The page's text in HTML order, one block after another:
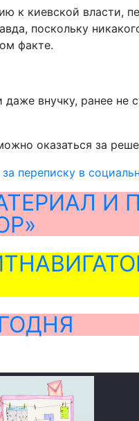
к киевской власти,
поскольку
факте.
внучку, ранее не
оказаться за
переписку в
И